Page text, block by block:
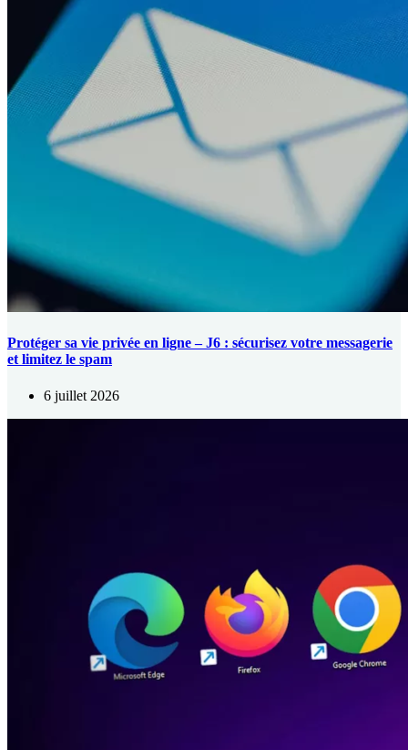
Protéger sa vie privée en ligne – J6 : sécurisez votre messagerie
et limitez le spam
6 juillet 2026